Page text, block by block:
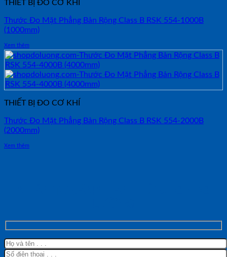
THIẾT BỊ ĐO CƠ KHÍ
Thước Đo Mặt Phẳng Bản Rộng Class B RSK 554-1000B
(1000mm)
Xem thêm
THIẾT BỊ ĐO CƠ KHÍ
Thước Đo Mặt Phẳng Bản Rộng Class B RSK 554-2000B
(2000mm)
Xem thêm